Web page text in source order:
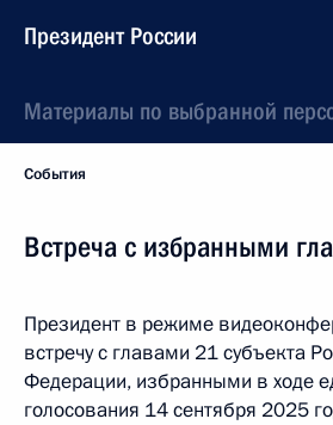
Президент России
Материалы по выбранной
События
Встреча с избранными
Президент в режиме
встречу с главами 21 субъекта
Федерации, избранными в ходе
голосования 14 сентября 2025